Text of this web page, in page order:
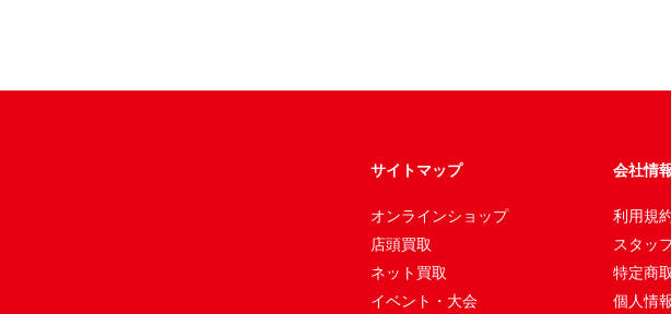
サイトマップ
オンラインショップ
店頭買取
ネット買取
イベント・大会
会社情
利用規
スタッ
特定商
個人情